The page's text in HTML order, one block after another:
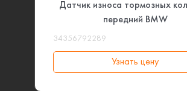
Датчик износа тормозных
передний BMW
34356792289
Узнать цену